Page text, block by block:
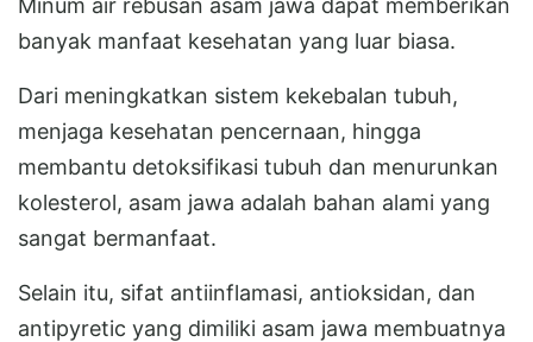
banyak manfaat kesehatan yang luar biasa.
Dari meningkatkan sistem kekebalan tubuh,
menjaga kesehatan pencernaan, hingga
membantu detoksifikasi tubuh dan menurunkan
kolesterol, asam jawa adalah bahan alami yang
sangat bermanfaat.
Selain itu, sifat antiinflamasi, antioksidan, dan
antipyretic yang dimiliki asam jawa membuatnya